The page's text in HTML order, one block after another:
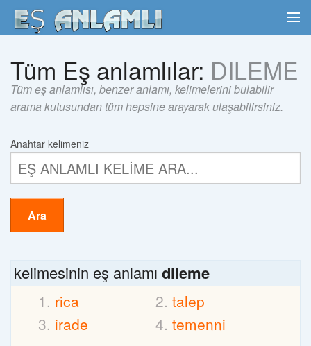
Tüm Eş anlamlılar: DILEME
Tüm eş anlamlısı, benzer anlamı, kelimelerini bulabilir
arama kutusundan tüm hepsine arayarak ulaşabilirsiniz.
Anahtar kelimeniz
Ara
kelimesinin eş anlamı dileme
rica
talep
irade
temenni